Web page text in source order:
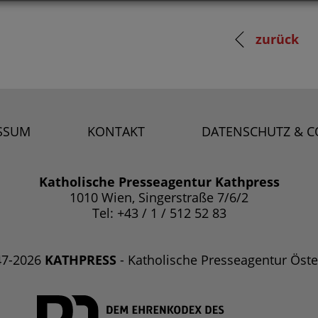
zurück
KONTAKT DATENSCHUTZ &
Katholische Presseagentur Kathpress
1010 Wien, Singerstraße 7/6/2
Tel: +43 / 1 / 512 52 83
2026 KATHPRESS - Katholische Presseagentur